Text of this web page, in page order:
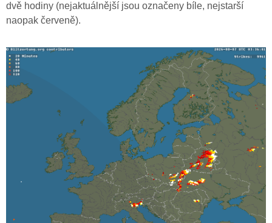
dvě hodiny (nejaktuálnější jsou označeny bíle, nejstarší
naopak červeně).